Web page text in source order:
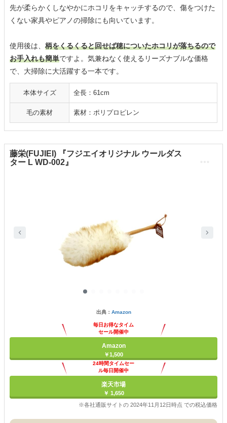
先が柔らかくしなやかにホコリをキャッチするので、傷をつけた
くない家具やピアノの掃除にも向いています。
使用後は、 柄をくるくると回せば穂についたホコリが落ちるので
お手入れも簡単ですよ。気兼ねなく使えるリーズナブルな価格
で、大掃除に大活躍する一本です。
本体サイズ 全長：61cm
毛の素材 素材：ポリプロピレン
藤栄(FUJIEI) 『フジエイオリジナル ウールダス
ター L WD-002』
出典： Amazon
毎日お得なタイム
セール開催中
Amazon
￥1,500
24時間タイムセー
ル毎日開催中
楽天市場
￥ 1,650
※各社通販サイトの 2024年11月12日時点 での税込価格